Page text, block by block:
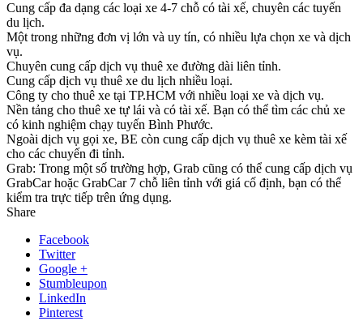
Cung cấp đa dạng các loại xe 4-7 chỗ có tài xế, chuyên các tuyến
du lịch.
Một trong những đơn vị lớn và uy tín, có nhiều lựa chọn xe và dịch
vụ.
Chuyên cung cấp dịch vụ thuê xe đường dài liên tỉnh.
Cung cấp dịch vụ thuê xe du lịch nhiều loại.
Công ty cho thuê xe tại TP.HCM với nhiều loại xe và dịch vụ.
Nền tảng cho thuê xe tự lái và có tài xế. Bạn có thể tìm các chủ xe
có kinh nghiệm chạy tuyến Bình Phước.
Ngoài dịch vụ gọi xe, BE còn cung cấp dịch vụ thuê xe kèm tài xế
cho các chuyến đi tỉnh.
Grab: Trong một số trường hợp, Grab cũng có thể cung cấp dịch vụ
GrabCar hoặc GrabCar 7 chỗ liên tỉnh với giá cố định, bạn có thể
kiểm tra trực tiếp trên ứng dụng.
Share
Facebook
Twitter
Google +
Stumbleupon
LinkedIn
Pinterest